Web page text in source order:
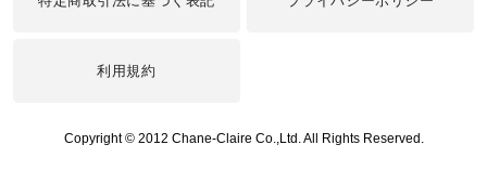
利用規約
Copyright © 2012 Chane-Claire Co.,Ltd. All Rights Reserved.